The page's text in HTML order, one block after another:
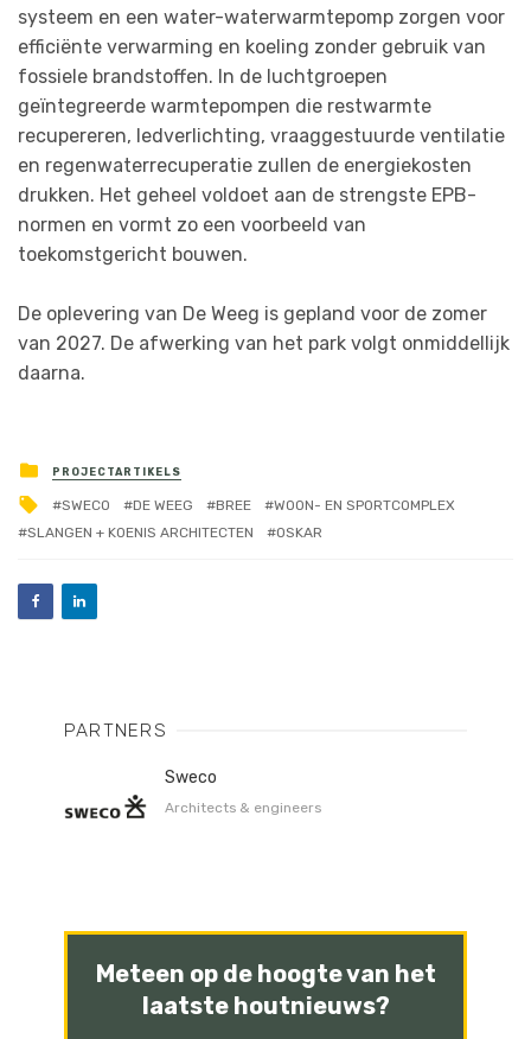
systeem en een water-waterwarmtepomp zorgen voor
efficiënte verwarming en koeling zonder gebruik van
fossiele brandstoffen. In de luchtgroepen
geïntegreerde warmtepompen die restwarmte
recupereren, ledverlichting, vraaggestuurde ventilatie
en regenwaterrecuperatie zullen de energiekosten
drukken. Het geheel voldoet aan de strengste EPB-
normen en vormt zo een voorbeeld van
toekomstgericht bouwen.
De oplevering van De Weeg is gepland voor de zomer
van 2027. De afwerking van het park volgt onmiddellijk
daarna.
PROJECTARTIKELS
SWECO DE WEEG BREE
WOON- EN SPORTCOMPLEX
SLANGEN + KOENIS ARCHITECTEN
OSKAR
PARTNERS
Sweco
Architects & engineers
Meteen op de hoogte van het
laatste houtnieuws?